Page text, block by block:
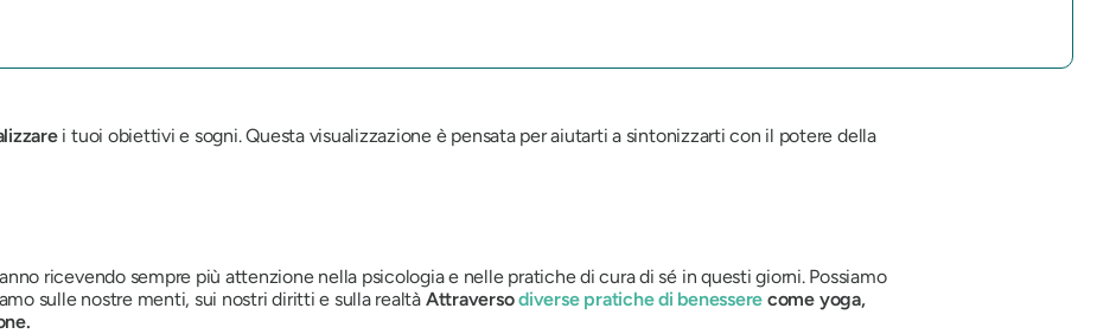
i tuoi obiettivi e sogni. Questa visualizzazione è pensata per aiutarti a sintonizzarti con il potere della
ricevendo sempre più attenzione nella psicologia e nelle pratiche di cura di sé in questi giorni. Possiamo
sulle nostre menti, sui nostri diritti e sulla realtà Attraversodiverse pratiche di benessere come yoga,